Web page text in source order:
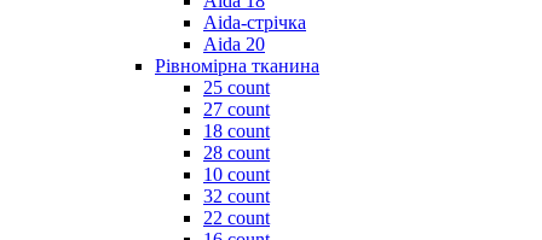
Aida-стрічка
Aida 20
Рівномірна тканина
25 count
27 count
18 count
28 count
10 count
32 count
22 count